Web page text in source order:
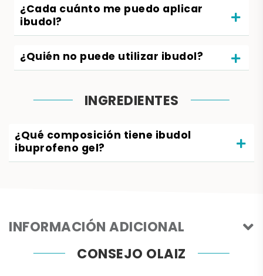
¿Cada cuánto me puedo aplicar
ibudol?
¿Quién no puede utilizar ibudol?
INGREDIENTES
¿Qué composición tiene ibudol
ibuprofeno gel?
INFORMACIÓN ADICIONAL
CONSEJO OLAIZ